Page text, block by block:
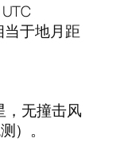
于地月距
，无撞击风
）。